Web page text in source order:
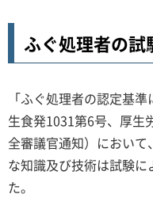
ふぐ処理者の試
「ふぐ処理者の認定基
生食発1031第6号、厚生
全審議官通知）におい
な知識及び技術は試験
た。